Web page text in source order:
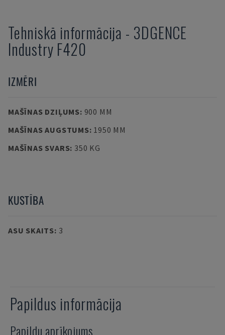
Tehniskā informācija - 3DGENCE
Industry F420
IZMĒRI
MAŠĪNAS DZIĻUMS: 900 MM
MAŠĪNAS AUGSTUMS: 1950 MM
MAŠĪNAS SVARS: 350 KG
KUSTĪBA
ASU SKAITS: 3
Papildus informācija
Papildu aprīkojums